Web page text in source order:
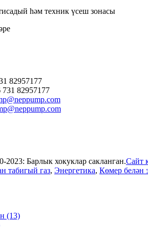
һәм техник үсеш зонасы
82957177
82957177
2023: Барлык хокуклар сакланган.Сайт
табигый газ, Энергетика, Көмер белән